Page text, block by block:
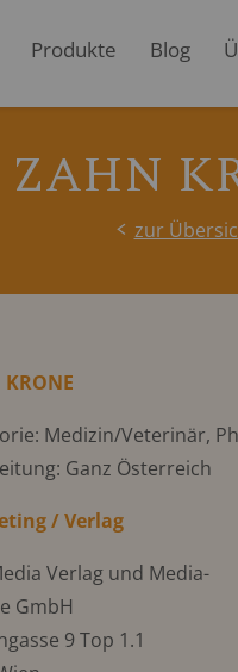
Produkte Blog
ZAHN
zur
Medizin/Veterinär,
Ganz Österreich
/ Verlag
Verlag und Media-
GmbH
9 Top 1.1